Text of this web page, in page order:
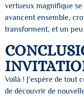
vertueux magnifique
avancent ensemble,
transforment, et un
Voilà ! J’espère de
de découvrir de